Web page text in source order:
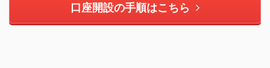
口座開設の手順はこちら